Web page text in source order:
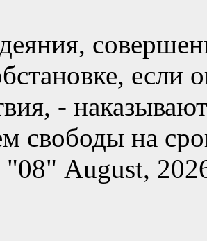
если
-
свободы на
"08" August,